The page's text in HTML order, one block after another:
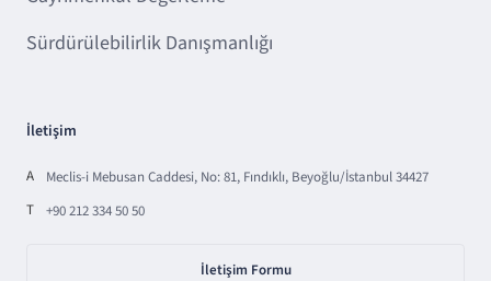
Sürdürülebilirlik Danışmanlığı
İletişim
A
Meclis-i Mebusan Caddesi, No: 81, Fındıklı, Beyoğlu/İstanbul 34427
T
+90 212 334 50 50
İletişim Formu